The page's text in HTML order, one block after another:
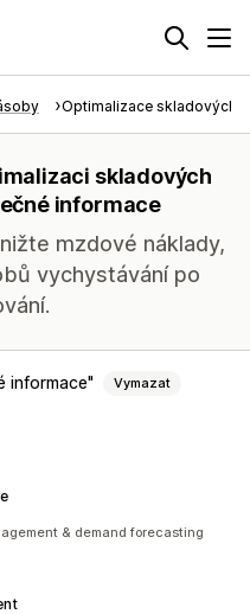
Optimalizace skladových
skladových
informace
mzdové náklady,
vychystávání po
informace Vymazat
& demand forecasting